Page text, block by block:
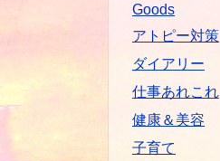
Goods
アトピー対策
ダイアリー
仕事あれこれ
健康＆美容
子育て